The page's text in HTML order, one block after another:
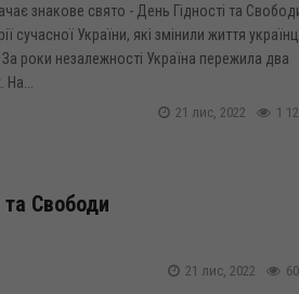
знакове свято - День Гідності та
сучасної України, які змінили життя
За роки незалежності Україна пережила два
1
21 лис, 2022
та Свободи
21 лис, 2022